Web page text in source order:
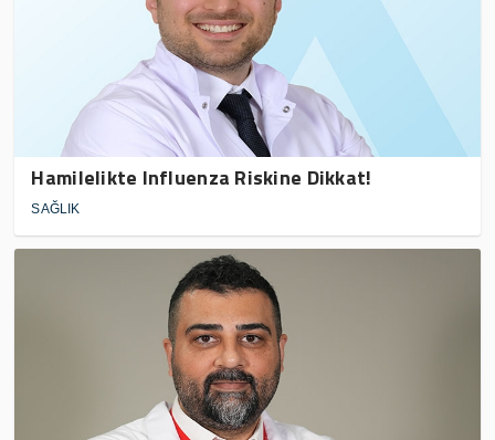
Hamilelikte Influenza Riskine Dikkat!
SAĞLIK